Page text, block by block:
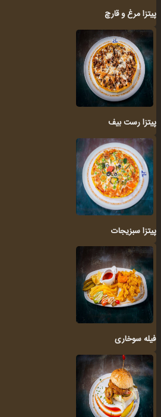
پیتزا مرغ و قارچ
پیتزا رست بیف
پیتزا سبزیجات
فیله سوخاری